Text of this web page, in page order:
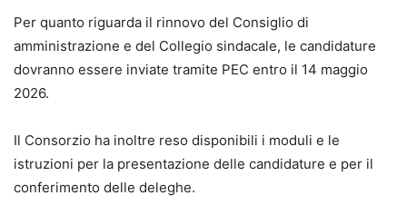
Per quanto riguarda il rinnovo del Consiglio di
amministrazione e del Collegio sindacale, le candidature
dovranno essere inviate tramite PEC entro il 14 maggio
2026.
Il Consorzio ha inoltre reso disponibili i moduli e le
istruzioni per la presentazione delle candidature e per il
conferimento delle deleghe.